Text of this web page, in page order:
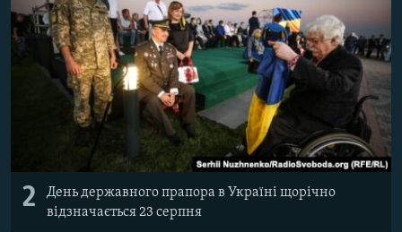
2
День державного прапора в Україні щорічно
відзначається 23 серпня